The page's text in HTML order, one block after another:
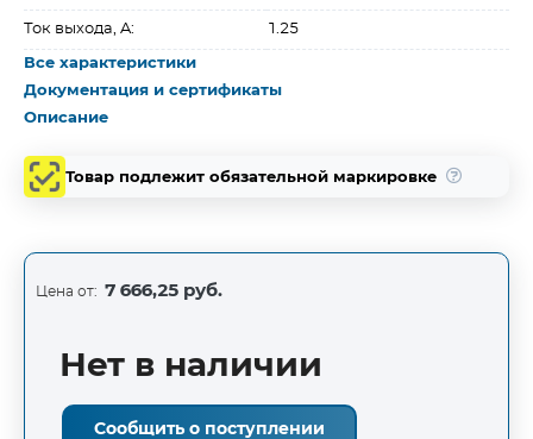
Ток выхода, A: 1.25
Все характеристики
Документация и сертификаты
Описание
Товар подлежит обязательной маркировке
Цена от: 7 666,25 руб.
Нет в наличии
Сообщить о поступлении